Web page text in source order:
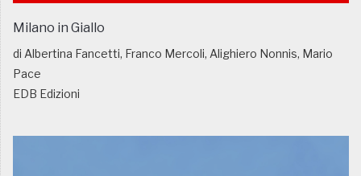
Milano in Giallo
di Albertina Fancetti, Franco Mercoli, Alighiero Nonnis, Mario
Pace
EDB Edizioni